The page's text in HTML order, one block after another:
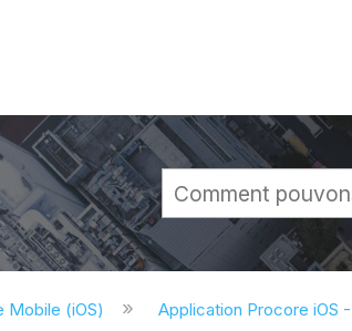
la hiérarchie globale
Mobile (iOS) Application Procore iOS